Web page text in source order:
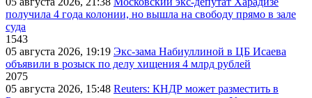
получила 4 года колонии, но вышла на свободу прямо в зале
суда
1543
05 августа 2026, 19:19 Экс-зама Набиуллиной в ЦБ Исаева
объявили в розыск по делу хищения 4 млрд рублей
2075
05 августа 2026, 15:48 Reuters: КНДР может разместить в